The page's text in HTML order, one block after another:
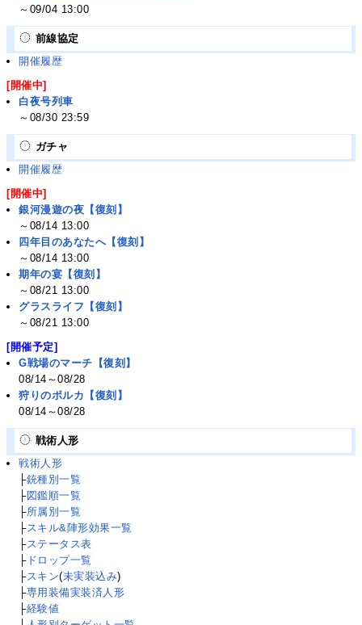
～09/04 13:00
前線協定
開催履歴
[開催中]
白夜号列車
～08/30 23:59
ガチャ
開催履歴
[開催中]
銀河漫遊の夜【復刻】
～08/14 13:00
四年目のあなたへ【復刻】
～08/14 13:00
期年の宴【復刻】
～08/21 13:00
グラスライフ【復刻】
～08/21 13:00
[開催予定]
G戦場のマーチ【復刻】
08/14～08/28
狩りのポルカ【復刻】
08/14～08/28
戦術人形
戦術人形
├銃種別一覧
├図鑑順一覧
├所属別一覧
├スキル&陣形効果一覧
├ステータス表
├ドロップ一覧
├スキン(未実装込み)
├専用装備実装済人形
├経験値